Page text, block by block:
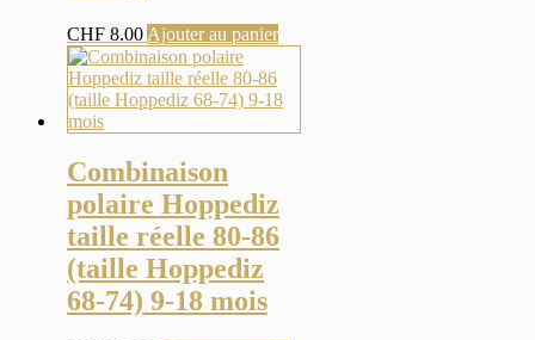
CHF 8.00 Ajouter au panier
Combinaison
polaire Hoppediz
taille réelle 80-86
(taille Hoppediz
68-74) 9-18 mois